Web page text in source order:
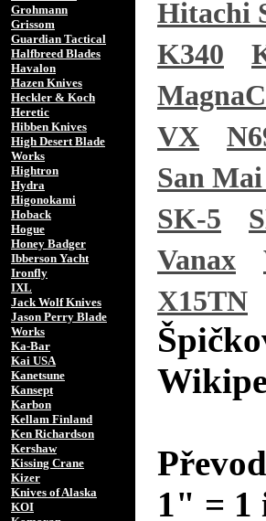
Grohmann
Grissom
Guardian Tactical
Halfbreed Blades
Havalon
Hazen Knives
Heckler & Koch
Heretic
Hibben Knives
High Desert Blade
Works
Hightron
Hydra
Higonokami
Hoback
Hogue
Honey Badger
Ibberson Yacht
Ironfly
IXL
Jack Wolf Knives
Jason Perry Blade
Works
Ka-Bar
Kai USA
Kanetsune
Kansept
Karbon
Kellam Finland
Ken Richardson
Kershaw
Kissing Crane
Kizer
Knives of Alaska
KOI
Hitachi
K340
VX
San
SK-5
Vanax
X15TN
1" = 1